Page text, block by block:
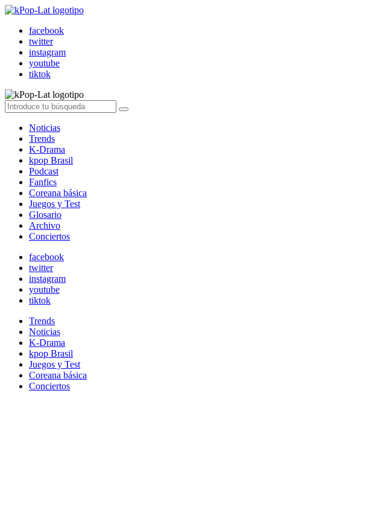
facebook
twitter
instagram
youtube
tiktok
Noticias
Trends
K-Drama
kpop Brasil
Podcast
Fanfics
Coreana básica
Juegos y Test
Glosario
Archivo
Conciertos
facebook
twitter
instagram
youtube
tiktok
Trends
Noticias
K-Drama
kpop Brasil
Juegos y Test
Coreana básica
Conciertos